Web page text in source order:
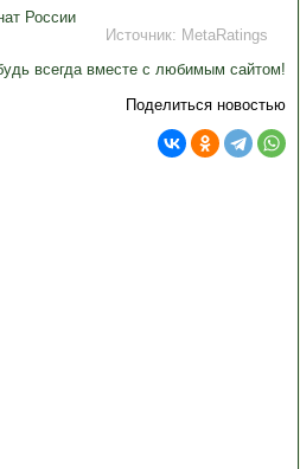
России
Источник: MetaRatings
всегда вместе с любимым сайтом!
Поделиться новостью